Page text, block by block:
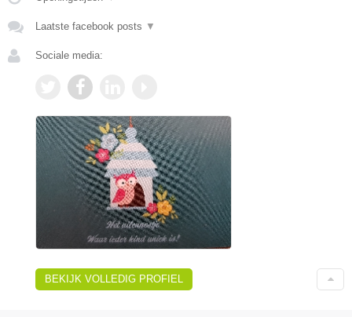
Laatste facebook posts ▼
Sociale media:
BEKIJK VOLLEDIG PROFIEL